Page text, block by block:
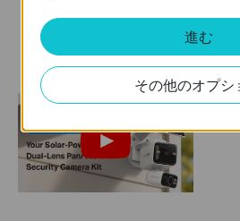
Elevate your home security with the Solar-Powered Dual-Lens Pan/Tilt Security Camera Kit. Benefit from effortless solar power and ensure comprehensive protection with two 2K 3MP lenses that double the coverage, allowing you to capture more with just one device. Experience enhanced visibility and clarity using the telephoto lens, along with features like Synchronized Smart Tracking and One-Tap Smart Focus for a broader and clearer view.
More
進む
その他のオプシ